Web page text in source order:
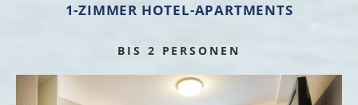
1-ZIMMER HOTEL-APARTMENTS
BIS 2 PERSONEN